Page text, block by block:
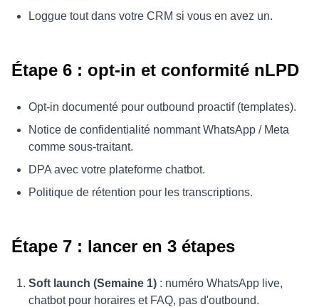
Loggue tout dans votre CRM si vous en avez un.
Étape 6 : opt-in et conformité nLPD
Opt-in documenté pour outbound proactif (templates).
Notice de confidentialité nommant WhatsApp / Meta
comme sous-traitant.
DPA avec votre plateforme chatbot.
Politique de rétention pour les transcriptions.
Étape 7 : lancer en 3 étapes
Soft launch (Semaine 1) : numéro WhatsApp live,
chatbot pour horaires et FAQ, pas d'outbound.